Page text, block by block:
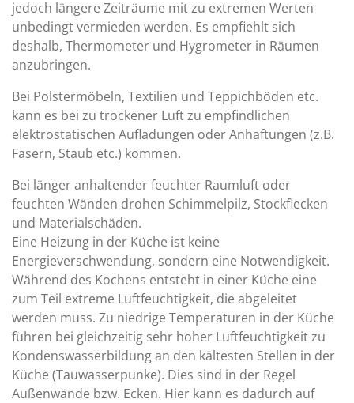
jedoch längere Zeiträume mit zu extremen Werten
unbedingt vermieden werden. Es empfiehlt sich
deshalb, Thermometer und Hygrometer in Räumen
anzubringen.
Bei Polstermöbeln, Textilien und Teppichböden etc.
kann es bei zu trockener Luft zu empfindlichen
elektrostatischen Aufladungen oder Anhaftungen (z.B.
Fasern, Staub etc.) kommen.
Bei länger anhaltender feuchter Raumluft oder
feuchten Wänden drohen Schimmelpilz, Stockflecken
und Materialschäden.
Eine Heizung in der Küche ist keine
Energieverschwendung, sondern eine Notwendigkeit.
Während des Kochens entsteht in einer Küche eine
zum Teil extreme Luftfeuchtigkeit, die abgeleitet
werden muss. Zu niedrige Temperaturen in der Küche
führen bei gleichzeitig sehr hoher Luftfeuchtigkeit zu
Kondenswasserbildung an den kältesten Stellen in der
Küche (Tauwasserpunke). Dies sind in der Regel
Außenwände bzw. Ecken. Hier kann es dadurch auf